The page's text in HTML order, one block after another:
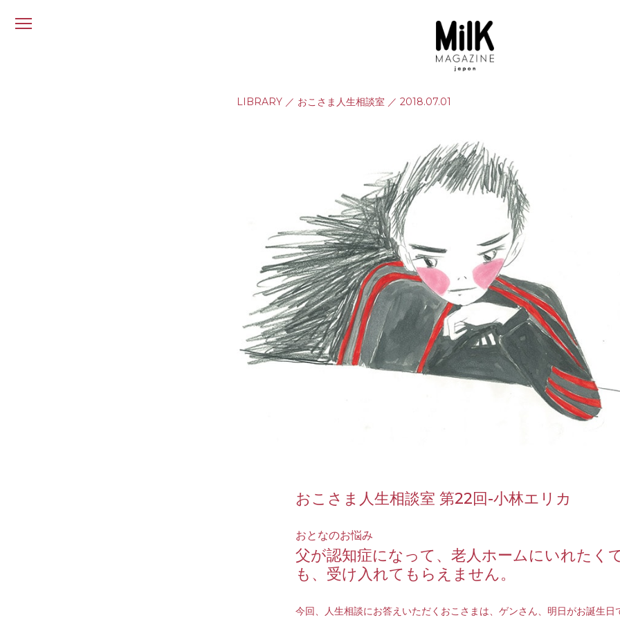
メ
LIBRARY ／ おこさま人生相談室 ／ 2018.07.01
おこさま人生相談室 第22回-小林エリカ
おとなのお悩み
父が認知症になって、老人ホームにいれたく
も、受け入れてもらえません。
今回、人生相談にお答えいただくおこさまは、ゲンさん、明日がお誕生日